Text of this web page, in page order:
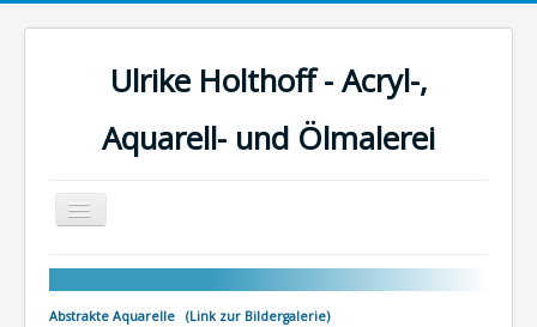
Ulrike Holthoff - Acryl-,
Aquarell- und Ölmalerei
Navigation
an/aus
Start
Acrylmalerei
Abstrakte Aquarelle (Link zur Bildergalerie)